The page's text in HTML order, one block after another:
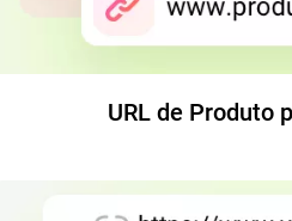
URL de Produto